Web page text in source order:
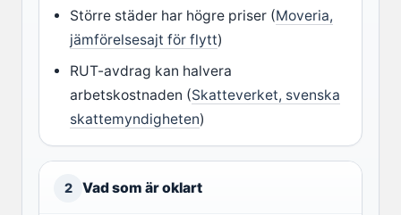
Större städer har högre priser (Moveria,
jämförelsesajt för flytt)
RUT-avdrag kan halvera
arbetskostnaden (Skatteverket, svenska
skattemyndigheten)
2 Vad som är oklart